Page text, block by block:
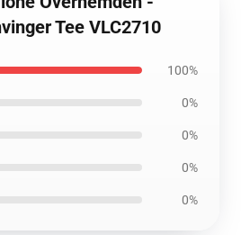
Tee VLC2710
100%
0%
0%
0%
0%